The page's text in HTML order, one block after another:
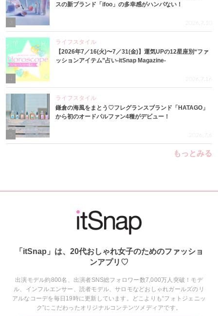
3
スの新ブランド「ifoo」の多幸感がハンパない！
2026.7.10
4
ライフスタイル
【2026年7／16(火)〜7／31(金)】運気UPの12星座別“ファ
ッションアイテム”占い-itSnap Magazine-
2026.7.16
ライフスタイル
鎌倉の海風をまとう♡フレグランスブランド「HATAGO」
から初のオードパルファン4種がデビュー！
2026.7.6
もっとみる
「itSnap」は、20代おしゃれ女子のためのファッショ
ンアプリ♡
出演モデル約800名、出演者SNS総フォロワー数7,000万人突破！モデ
ル、インフルエンサー、読者モデル、サロモなどおしゃれガールズのリ
アルなコーデを毎日19時に更新しています。どこよりも“フォトジェニッ
ク”にこだわったオリジナルコンテンツメディアです。